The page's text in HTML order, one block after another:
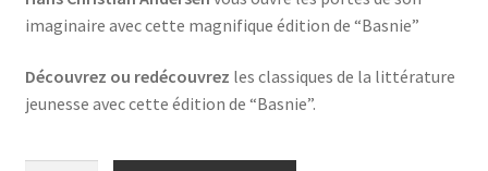
imaginaire avec cette magnifique édition de “Basnie”
Découvrez ou redécouvrez les classiques de la littérature
jeunesse avec cette édition de “Basnie”.